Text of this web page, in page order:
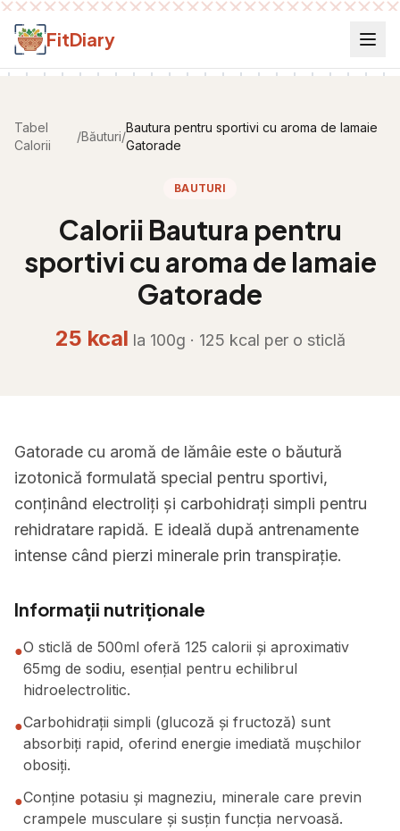
Salt la conținut
FitDiary
Tabel
Calorii
/Băuturi/
Bautura pentru sportivi cu aroma de lamaie
Gatorade
BAUTURI
Calorii Bautura pentru
sportivi cu aroma de lamaie
Gatorade
25 kcal la 100g · 125 kcal per o sticlă
Gatorade cu aromă de lămâie este o băutură
izotonică formulată special pentru sportivi,
conținând electroliți și carbohidrați simpli pentru
rehidratare rapidă. E ideală după antrenamente
intense când pierzi minerale prin transpirație.
Informații nutriționale
●O sticlă de 500ml oferă 125 calorii și aproximativ
65mg de sodiu, esențial pentru echilibrul
hidroelectrolitic.
●Carbohidrații simpli (glucoză și fructoză) sunt
absorbiți rapid, oferind energie imediată mușchilor
obosiți.
●Conține potasiu și magneziu, minerale care previn
crampele musculare și susțin funcția nervoasă.